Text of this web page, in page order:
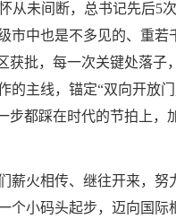
从未间断，总书记先后5
中也是不多见的、重若
批，每一次关键处落子
主线，锚定“双向开放
步都踩在时代的节拍上
火相传、继往开来，
小码头起步，迈向国际